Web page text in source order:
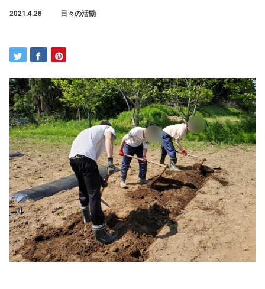
2021.4.26 日々の活動